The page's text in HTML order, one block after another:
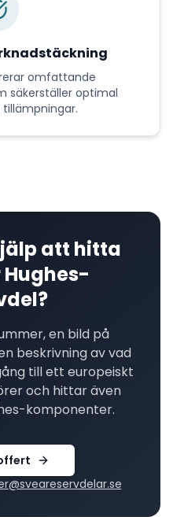
omfattande
säkerställer optimal
att hitta
Hughes-
en bild på
beskrivning av vad
till ett europeiskt
och hittar även
-komponenter.